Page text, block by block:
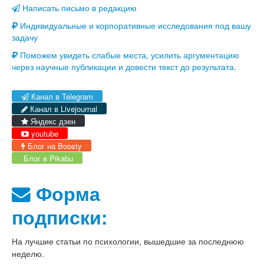
Написать письмо в редакцию
Индивидуальные и корпоративные исследования под вашу
задачу
Поможем увидеть слабые места, усилить аргументацию
через научные публикации и довести текст до результата.
Канал в Telegram
Канал в Livejournal
Яндекс дзен
youtube
Блог на Boosty
Блог в Pikabu
Форма
подписки:
На лучшие статьи по психологии, вышедшие за последнюю
неделю.